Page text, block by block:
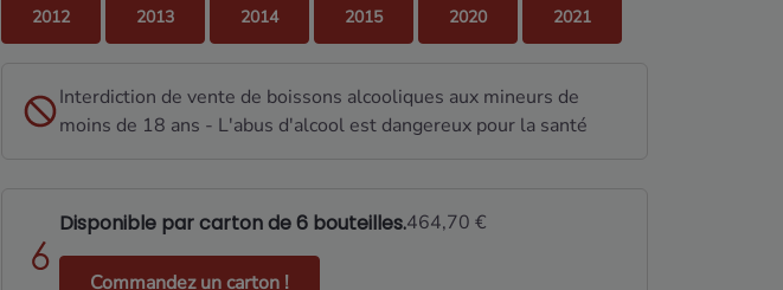
2012 2013 2014 2015 2020 2021
Interdiction de vente de boissons alcooliques aux mineurs de
moins de 18 ans - L'abus d'alcool est dangereux pour la santé
Disponible par carton de 6 bouteilles.464,70 €
Commandez un carton !